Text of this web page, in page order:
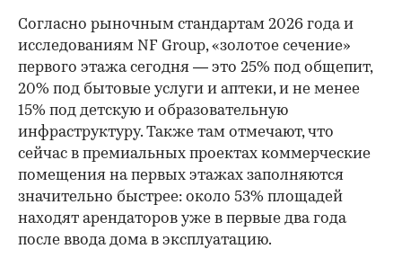
Согласно рыночным стандартам 2026 года и
исследованиям NF Group, «золотое сечение»
первого этажа сегодня — это 25% под общепит,
20% под бытовые услуги и аптеки, и не менее
15% под детскую и образовательную
инфраструктуру. Также там отмечают, что
сейчас в премиальных проектах коммерческие
помещения на первых этажах заполняются
значительно быстрее: около 53% площадей
находят арендаторов уже в первые два года
после ввода дома в эксплуатацию.